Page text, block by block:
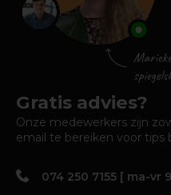
Gratis advies?
Onze medewerkers zijn
email te bereiken voor tips
074 250 7155 [ ma-vr